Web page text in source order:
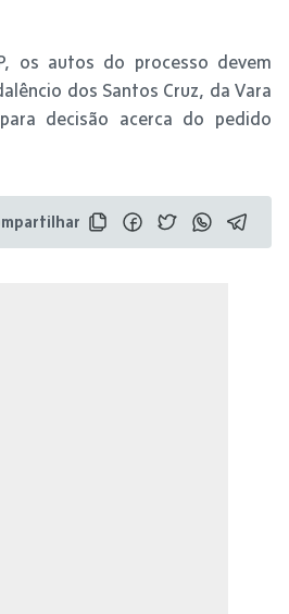
os autos do processo devem
dos Santos Cruz, da Vara
decisão acerca do pedido